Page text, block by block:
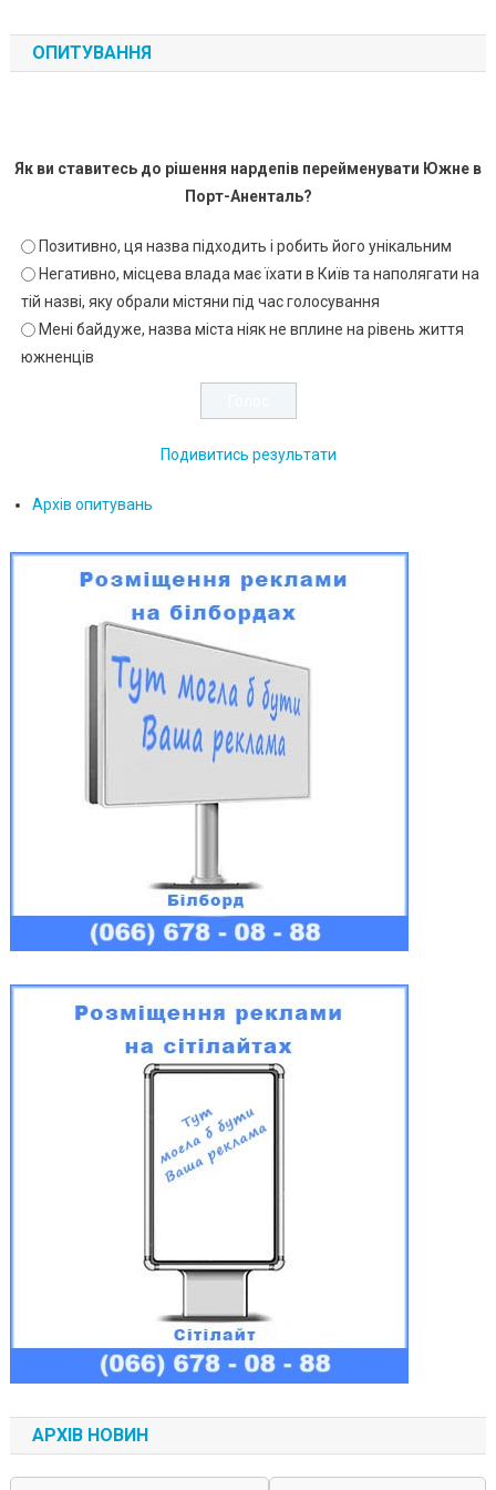
ОПИТУВАННЯ
Як ви ставитесь до рішення нардепів перейменувати Южне в
Порт-Аненталь?
Позитивно, ця назва підходить і робить його унікальним
Негативно, місцева влада має їхати в Київ та наполягати на
тій назві, яку обрали містяни під час голосування
Мені байдуже, назва міста ніяк не вплине на рівень життя
южненців
Подивитись результати
Архів опитувань
АРХІВ НОВИН